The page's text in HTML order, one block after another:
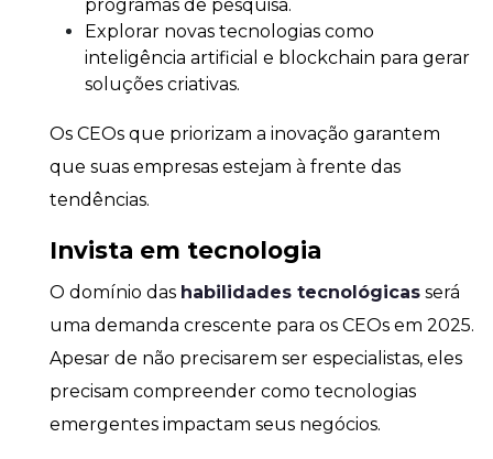
programas de pesquisa.
Explorar novas tecnologias como
inteligência artificial e blockchain para gerar
soluções criativas.
Os CEOs que priorizam a inovação garantem
que suas empresas estejam à frente das
tendências.
Invista em tecnologia
O domínio das habilidades tecnológicas será
uma demanda crescente para os CEOs em 2025.
Apesar de não precisarem ser especialistas, eles
precisam compreender como tecnologias
emergentes impactam seus negócios.